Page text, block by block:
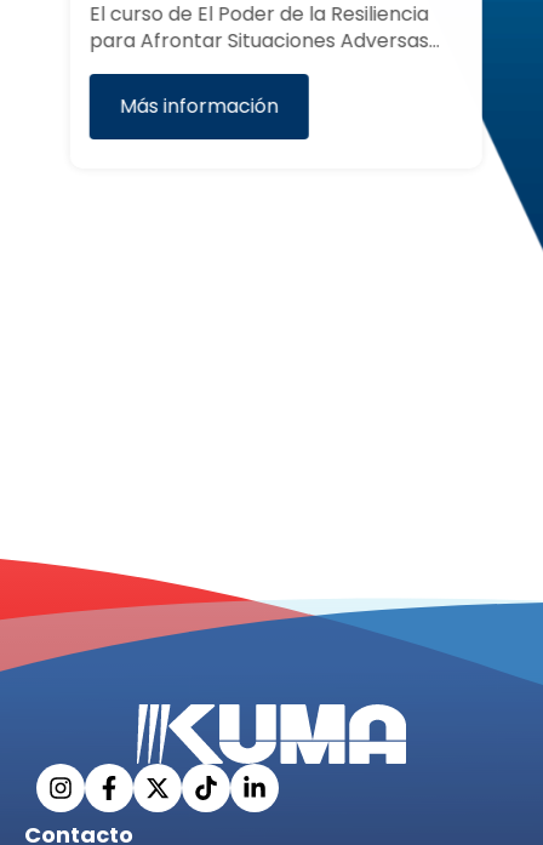
El curso de El Poder de la Resiliencia
para Afrontar Situaciones Adversas…
Más información
Contacto